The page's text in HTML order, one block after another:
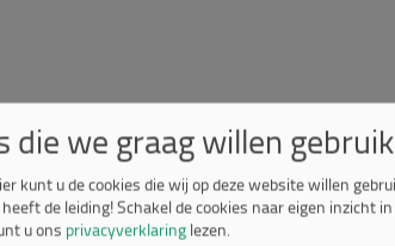
wil je het bestaandecontent
website?
maakt ook gebruik van verschillende
die we graag willen
kunt u de cookies die wij op deze website willen
heeft de leiding! Schakel de cookies naar eigen inzicht
u ons privacyverklaring lezen.